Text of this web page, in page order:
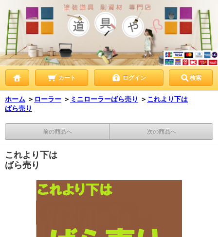
カート ログイン 検索
ホーム ＞ ローラー ＞ ミニローラーばら売り ＞ これより下は
ばら売り
前の商品へ 次の商品へ
これより下は
ばら売り